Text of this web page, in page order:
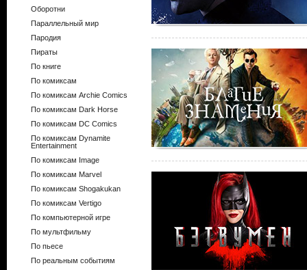
Оборотни
Параллельный мир
Пародия
Пираты
По книге
По комиксам
По комиксам Archie Comics
По комиксам Dark Horse
По комиксам DC Comics
По комиксам Dynamite
Entertainment
По комиксам Image
По комиксам Marvel
По комиксам Shogakukan
По комиксам Vertigo
По компьютерной игре
По мультфильму
По пьесе
По реальным событиям